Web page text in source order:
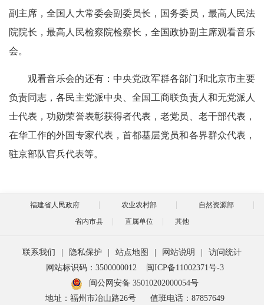
副主席，全国人大常委会副委员长，国务委员，最高人民法
院院长，最高人民检察院检察长，全国政协副主席观看音乐
会。
观看音乐会的还有：中央党政军群各部门和北京市主要
负责同志，各民主党派中央、全国工商联负责人和无党派人
士代表，功勋荣誉表彰获得者代表，老党员、老干部代表，
在华工作的外国专家代表，首都基层党员和各界群众代表，
驻京部队官兵代表等。
福建省人民政府 农业农村部
自然资源部
省内市县
直属单位 其他
联系我们 隐私保护 站点地图 网站说明
访问统计
网站标识码：3500000012
闽ICP备11002371号-3
闽公网安备 35010202000054号
地址：福州市冶山路26号
值班电话：87857649